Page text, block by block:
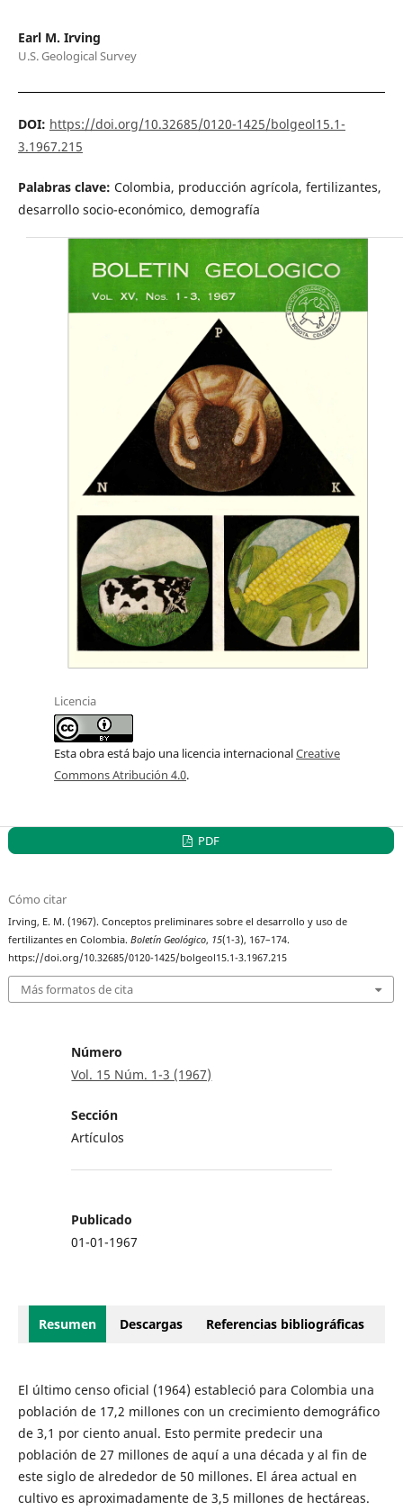
Earl M. Irving
U.S. Geological Survey
DOI: https://doi.org/10.32685/0120-1425/bolgeol15.1-
3.1967.215
Palabras clave: Colombia, producción agrícola, fertilizantes,
desarrollo socio-económico, demografía
Licencia
Esta obra está bajo una licencia internacionalCreative
Commons Atribución 4.0.
PDF
Cómo citar
Irving, E. M. (1967). Conceptos preliminares sobre el desarrollo y uso de
fertilizantes en Colombia.Boletín Geológico, 15(1-3), 167–174.
https://doi.org/10.32685/0120-1425/bolgeol15.1-3.1967.215
Más formatos de cita
Número
Vol. 15 Núm. 1-3 (1967)
Sección
Artículos
Publicado
01-01-1967
Resumen Descargas Referencias bibliográficas
El último censo oficial (1964) estableció para Colombia una
población de 17,2 millones con un crecimiento demográfico
de 3,1 por ciento anual. Esto permite predecir una
población de 27 millones de aquí a una década y al fin de
este siglo de alrededor de 50 millones. El área actual en
cultivo es aproximadamente de 3,5 millones de hectáreas.